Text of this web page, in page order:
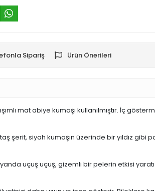
Sipariş Ürün Önerileri
mat abiye kumaşı kullanılmıştır. İç
şerit, siyah kumaşın üzerinde bir yıldız gibi
uçuş uçuş, gizemli bir pelerin etkisi